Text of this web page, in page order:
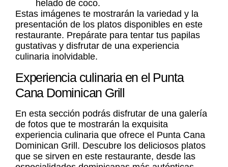
helado de coco.
Estas imágenes te mostrarán la variedad y la
presentación de los platos disponibles en este
restaurante. Prepárate para tentar tus papilas
gustativas y disfrutar de una experiencia
culinaria inolvidable.
Experiencia culinaria en el Punta
Cana Dominican Grill
En esta sección podrás disfrutar de una galería
de fotos que te mostrarán la exquisita
experiencia culinaria que ofrece el Punta Cana
Dominican Grill. Descubre los deliciosos platos
que se sirven en este restaurante, desde las